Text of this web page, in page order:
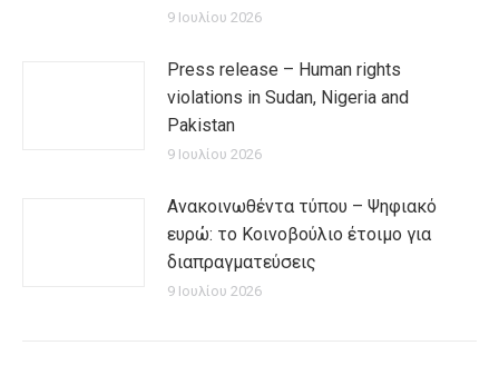
9 Ιουλίου 2026
Press release – Human rights
violations in Sudan, Nigeria and
Pakistan
9 Ιουλίου 2026
Ανακοινωθέντα τύπου – Ψηφιακό
ευρώ: το Κοινοβούλιο έτοιμο για
διαπραγματεύσεις
9 Ιουλίου 2026